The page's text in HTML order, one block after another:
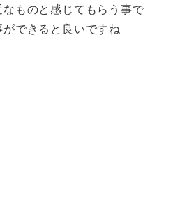
ものと感じてもらう事で
できると良いですね